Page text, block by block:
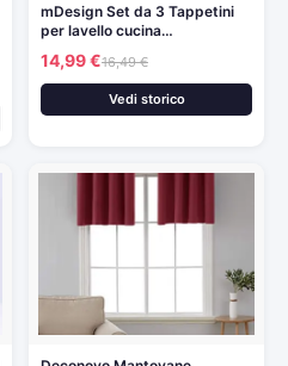
mDesign Set da 3 Tappetini
per lavello cucina…
14,99 €16,49 €
Vedi storico